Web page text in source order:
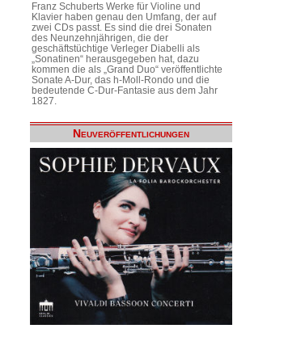
Franz Schuberts Werke für Violine und
Klavier haben genau den Umfang, der auf
zwei CDs passt. Es sind die drei Sonaten
des Neunzehnjährigen, die der
geschäftstüchtige Verleger Diabelli als
„Sonatinen“ herausgegeben hat, dazu
kommen die als „Grand Duo“ veröffentlichte
Sonate A-Dur, das h-Moll-Rondo und die
bedeutende C-Dur-Fantasie aus dem Jahr
1827.
Neuveröffentlichungen